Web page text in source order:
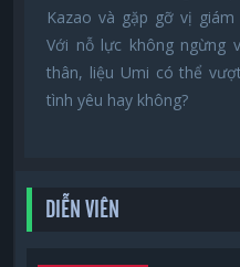
Kazao và gặp gỡ vị giám
Với nỗ lực không ngừng
thân, liệu Umi có thể
tình yêu hay không?
DIỄN VIÊN